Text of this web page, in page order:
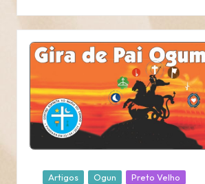
Posted
Artigos Ogun Preto Velho